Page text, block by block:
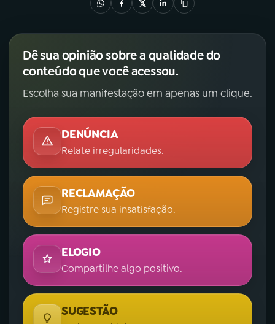
Dê sua opinião sobre a qualidade do
conteúdo que você acessou.
Escolha sua manifestação em apenas um clique.
DENÚNCIA
Relate irregularidades.
RECLAMAÇÃO
Registre sua insatisfação.
ELOGIO
Compartilhe algo positivo.
SUGESTÃO